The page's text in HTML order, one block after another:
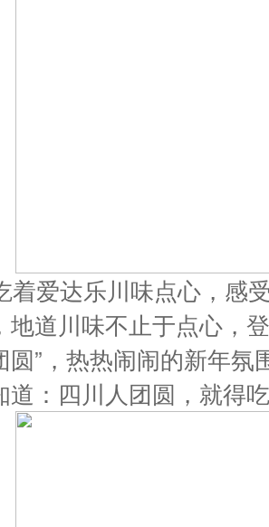
着爱达乐川味点心，感
地道川味不止于点心，
圆”，热热闹闹的新年
道：四川人团圆，就得